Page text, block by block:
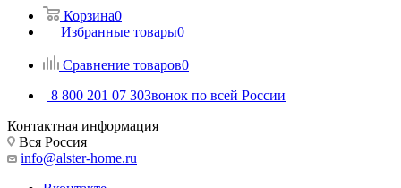
Корзина0
Избранные товары0
Сравнение товаров0
8 800 201 07 30Звонок по всей России
Контактная информация
Вся Россия
info@alster-home.ru